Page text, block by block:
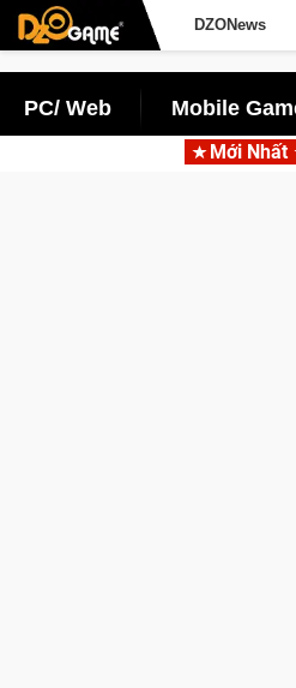
DZONews
PC/ Web Mobile
Mới Nhất
Săn DJI Osmo Pocket 3 Ngay Hôm Nay